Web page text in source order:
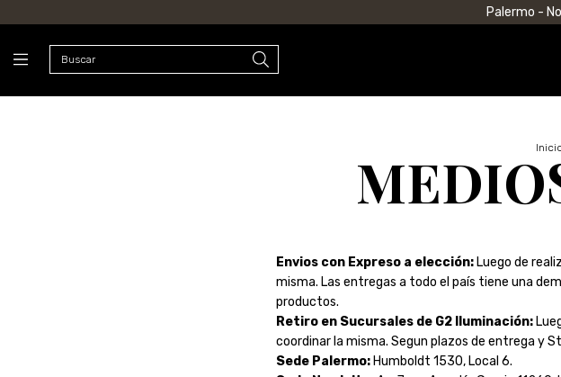
Palermo -
Envios con Expreso a elección: Luego de
misma. Las entregas a todo el país tiene una
productos.
Retiro en Sucursales de G2 Iluminación:
coordinar la misma. Segun plazos de entrega y
Sede Palermo: Humboldt 1530, Local 6.